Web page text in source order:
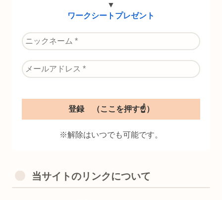
▼
ワークシートプレゼント
※解除はいつでも可能です。
当サイトのリンクについて